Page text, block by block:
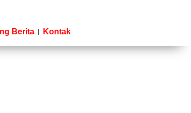
Berita Kontak